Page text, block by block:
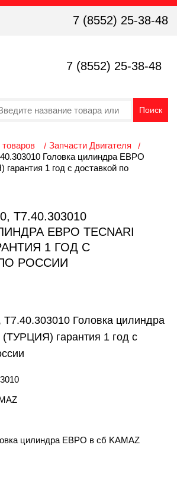
7 (8552) 25-38-48
7 (8552) 25-38-48
товаров
Запчасти Двигателя
Головка цилиндра ЕВРО
1 год с доставкой по
T7.40.303010
ЕВРО TECNARI
1 ГОД С
РОССИИ
T7.40.303010 Головка цилиндра
гарантия 1 год с
цилиндра ЕВРО в сб KAMAZ